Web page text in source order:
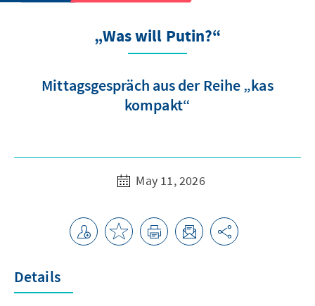
„Was will Putin?“
Mittagsgespräch aus der Reihe „kas
kompakt“
May 11, 2026
Details